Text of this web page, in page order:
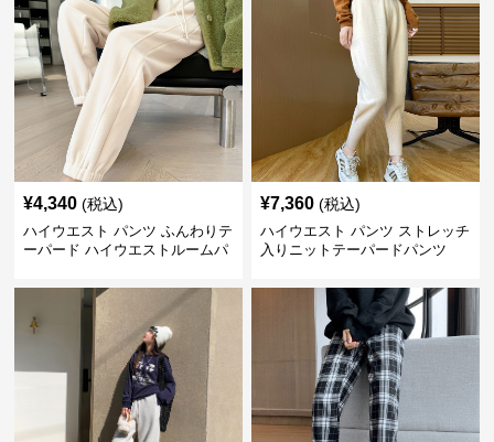
¥4,340 (税込)
ハイウエスト パンツ ふんわりテ
ーパード ハイウエストルームパ
¥7,360 (税込)
ハイウエスト パンツ ストレッチ
入りニットテーパードパンツ